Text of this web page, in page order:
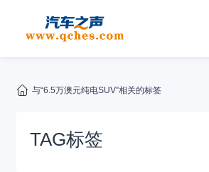
与“6.5万澳元纯电SUV”相关的标签
TAG标签